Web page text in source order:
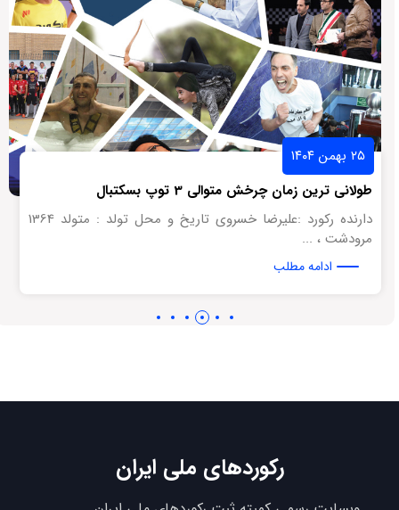
۲۵ بهمن ۱۴۰۴
طولانی ترین زمان چرخش متوالی 3 توپ بسکتبال
دارنده رکورد :علیرضا خسروی تاریخ و محل تولد : متولد 1364
مرودشت ، ...
ادامه مطلب
رکوردهای ملی ایران